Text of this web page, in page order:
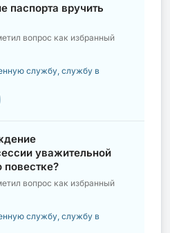
паспорта вручить
вопрос как избранный
службу, службу в
уважительной
повестке?
вопрос как избранный
службу, службу в